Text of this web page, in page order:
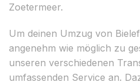
Zoetermeer.
Um deinen Umzug von
angenehm wie möglich zu
unseren verschiedenen
umfassenden Service an.